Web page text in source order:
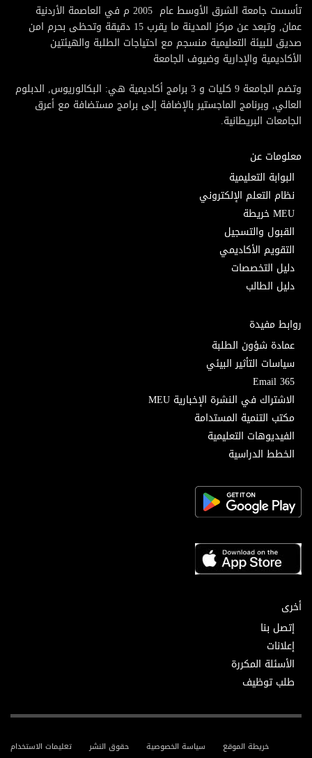
تأسست جامعة الشرق الأوسط عام 2005 م في العاصمة الأردنية
عمان, وتبعد عن مركز المدينة ما يقرب 15 دقيقة وتحظى بحرم امن
صديق للبيئة التعليمية منسجم مع احتياجات الطلبة والهيئتين
الأكاديمية والإدارية وضيوف الجامعة
وتضم الجامعة 9 كليات و 3 برامج أكاديمية هي: البكالوريوس, الدبلوم
العالي, وبرنامج الماجستير بالإضافة إلى برامج مستضافة مع أعرق
الجامعات البريطانية.
معلومات عن
البوابة التعليمية
نظام التعلم الإلكتروني
MEU خريطة
القبول والتسجيل
التقويم الأكاديمي
دليل التخصصات
دليل الطالب
روابط مفيدة
عمادة شؤون الطلبة
سياسات التأثير البيئي
Email 365
الاشتراك في النشرة الإخبارية MEU
مكتب التنمية المستدامة
الفيديوهات التعليمية
الخطط الدراسية
أخرى
إتصل بنا
إعلانات
الأسئلة المكررة
طلب توظيف
تعليمات الاستخدام حقوق النشر سياسة الخصوصية خريطة الموقع